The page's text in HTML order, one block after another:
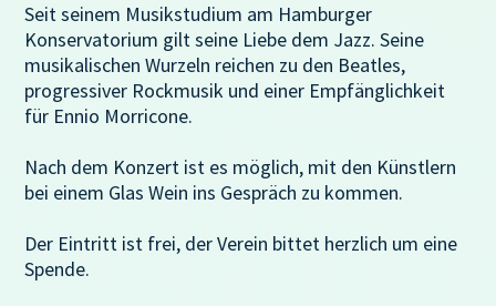
Seit seinem Musikstudium am Hamburger
Konservatorium gilt seine Liebe dem Jazz. Seine
musikalischen Wurzeln reichen zu den Beatles,
progressiver Rockmusik und einer Empfänglichkeit
für Ennio Morricone.
Nach dem Konzert ist es möglich, mit den Künstlern
bei einem Glas Wein ins Gespräch zu kommen.
Der Eintritt ist frei, der Verein bittet herzlich um eine
Spende.